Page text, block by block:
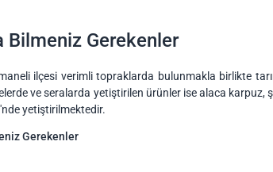
Bilmeniz Gerekenler
ilçesi verimli topraklarda bulunmakla birlikte
ve seralarda yetiştirilen ürünler ise alaca karpuz,
yetiştirilmektedir.
Gerekenler